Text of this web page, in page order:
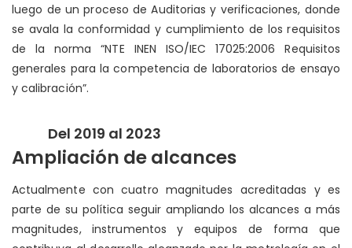
luego de un proceso de Auditorias y verificaciones, donde
se avala la conformidad y cumplimiento de los requisitos
de la norma “NTE INEN ISO/IEC 17025:2006 Requisitos
generales para la competencia de laboratorios de ensayo
y calibración”.
Del 2019 al 2023
Ampliación de alcances
Actualmente con cuatro magnitudes acreditadas y es
parte de su política seguir ampliando los alcances a más
magnitudes, instrumentos y equipos de forma que